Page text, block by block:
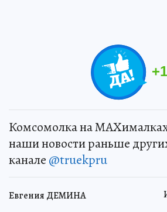
+1
Комсомолка на
наши новости раньше
канале @truekpru
Евгения ДЕМИНА